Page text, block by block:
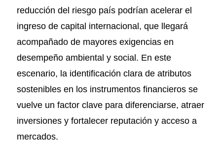
reducción del riesgo país podrían acelerar el
ingreso de capital internacional, que llegará
acompañado de mayores exigencias en
desempeño ambiental y social. En este
escenario, la identificación clara de atributos
sostenibles en los instrumentos financieros se
vuelve un factor clave para diferenciarse, atraer
inversiones y fortalecer reputación y acceso a
mercados.